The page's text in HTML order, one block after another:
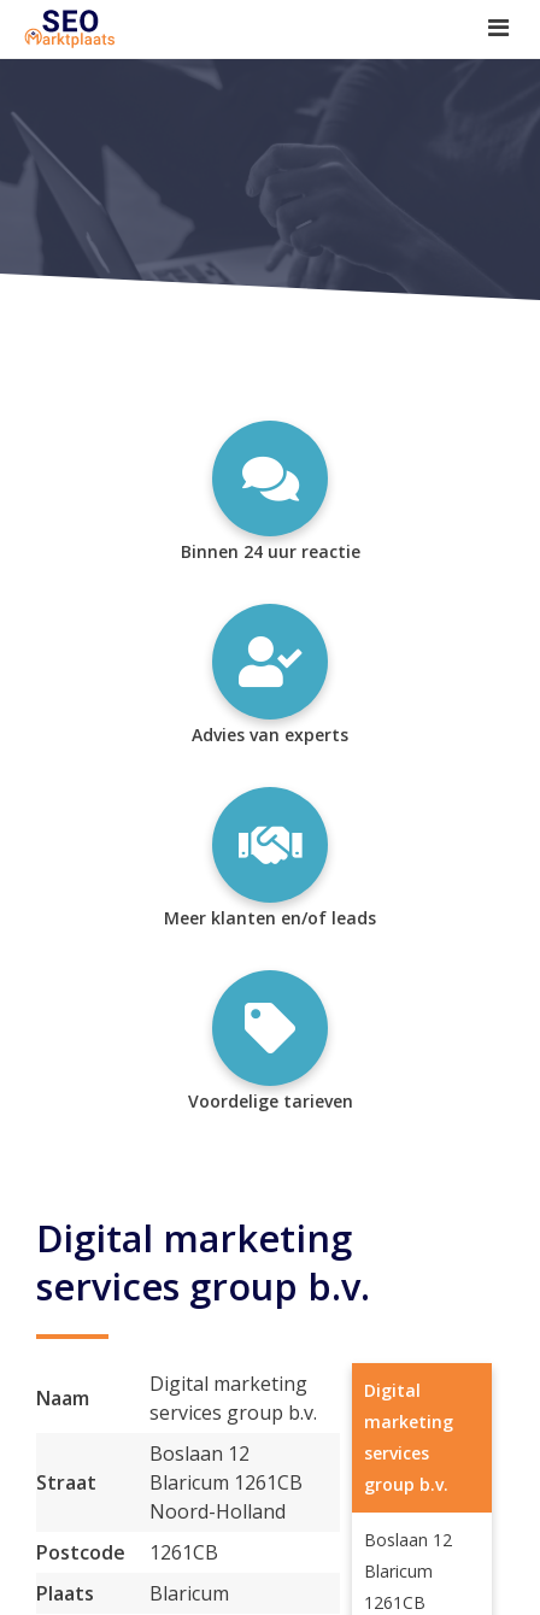
SEO tools reviews
Marketeer bij jou in de buurt?
Offerte
1. Seo voor beginners +
2. Onderzoeken +
Binnen 24 uur reactie
Advies van experts
Meer klanten en/of leads
Voordelige tarieven
Digital marketing
services group b.v.
Naam
Digital marketing
services group b.v.
Straat
Boslaan 12
Blaricum 1261CB
Noord-Holland
Postcode
1261CB
Plaats
Blaricum
Digital
marketing
services
group b.v.
Boslaan 12
Blaricum
1261CB